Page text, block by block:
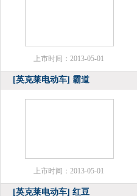
上市时间：2013-05-01
[英克莱电动车] 霸道
上市时间：2013-05-01
[英克莱电动车] 红豆